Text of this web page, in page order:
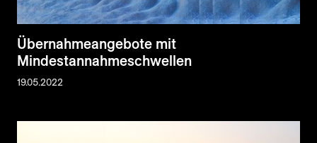
Übernahmeangebote mit
Mindestannahmeschwellen
19.05.2022